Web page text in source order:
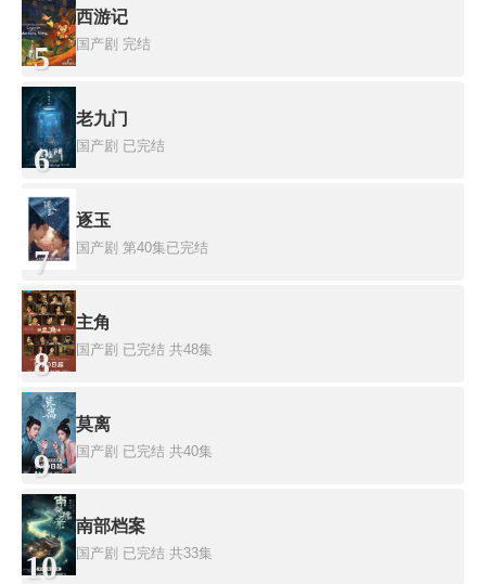
5
西游记
国产剧 完结
6
老九门
国产剧 已完结
7
逐玉
国产剧 第40集已完结
8
主角
国产剧 已完结 共48集
9
莫离
国产剧 已完结 共40集
10
南部档案
国产剧 已完结 共33集